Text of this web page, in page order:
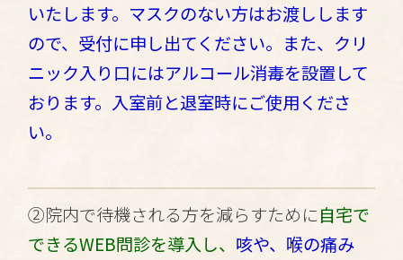
いたします。マスクのない方はお渡しします
ので、受付に申し出てください。 また、クリ
ニック入り口にはアルコール消毒を設置して
おります。入室前と退室時にご使用くださ
い。
②院内で待機される方を減らすために自宅で
できるWEB問診を導入し、 咳や、喉の痛み